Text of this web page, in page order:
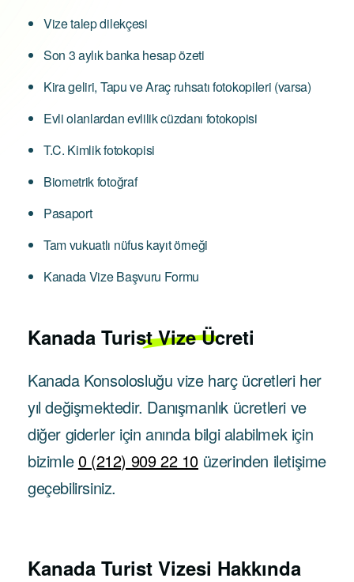
Vize talep dilekçesi
Son 3 aylık banka hesap özeti
Kira geliri, Tapu ve Araç ruhsatı fotokopileri (varsa)
Evli olanlardan evlilik cüzdanı fotokopisi
T.C. Kimlik fotokopisi
Biometrik fotoğraf
Pasaport
Tam vukuatlı nüfus kayıt örneği
Kanada Vize Başvuru Formu
Kanada Turist Vize Ücreti
Kanada Konsolosluğu vize harç ücretleri her
yıl değişmektedir. Danışmanlık ücretleri ve
diğer giderler için anında bilgi alabilmek için
bizimle0 (212) 909 22 10 üzerinden iletişime
geçebilirsiniz.
Kanada Turist Vizesi Hakkında